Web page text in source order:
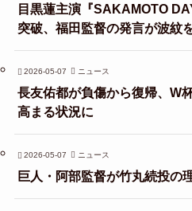
目黒蓮主演『SAKAMOTO
突破、福田監督の発言が波紋
2026-05-07 ニュース
長友佑都が負傷から復帰、W
高まる状況に
2026-05-07 ニュース
巨人・阿部監督が竹丸続投の